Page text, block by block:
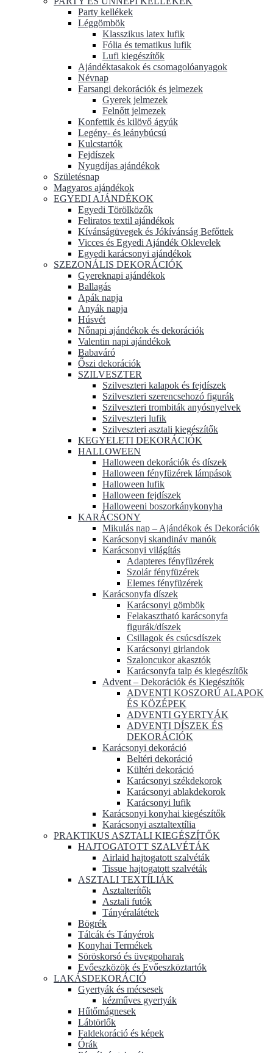
Party kellékek
Léggömbök
Klasszikus latex lufik
Fólia és tematikus lufik
Lufi kiegészítők
Ajándéktasakok és csomagolóanyagok
Névnap
Farsangi dekorációk és jelmezek
Gyerek jelmezek
Felnőtt jelmezek
Konfettik és kilövő ágyúk
Legény- és leánybúcsú
Kulcstartók
Fejdíszek
Nyugdíjas ajándékok
Születésnap
Magyaros ajándékok
EGYEDI AJÁNDÉKOK
Egyedi Törölközők
Feliratos textil ajándékok
Kívánságüvegek és Jókívánság Befőttek
Vicces és Egyedi Ajándék Oklevelek
Egyedi karácsonyi ajándékok
SZEZONÁLIS DEKORÁCIÓK
Gyereknapi ajándékok
Ballagás
Apák napja
Anyák napja
Húsvét
Nőnapi ajándékok és dekorációk
Valentin napi ajándékok
Babaváró
Őszi dekorációk
SZILVESZTER
Szilveszteri kalapok és fejdíszek
Szilveszteri szerencsehozó figurák
Szilveszteri trombiták anyósnyelvek
Szilveszteri lufik
Szilveszteri asztali kiegészítők
KEGYELETI DEKORÁCIÓK
HALLOWEEN
Halloween dekorációk és díszek
Halloween fényfüzérek lámpások
Halloween lufik
Halloween fejdíszek
Halloweeni boszorkánykonyha
KARÁCSONY
Mikulás nap – Ajándékok és Dekorációk
Karácsonyi skandináv manók
Karácsonyi világítás
Adapteres fényfüzérek
Szolár fényfüzérek
Elemes fényfüzérek
Karácsonyfa díszek
Karácsonyi gömbök
Felakasztható karácsonyfa
figurák/díszek
Csillagok és csúcsdíszek
Karácsonyi girlandok
Szaloncukor akasztók
Karácsonyfa talp és kiegészítők
Advent – Dekorációk és Kiegészítők
ADVENTI KOSZORÚ ALAPOK
ÉS KÖZÉPEK
ADVENTI GYERTYÁK
ADVENTI DÍSZEK ÉS
DEKORÁCIÓK
Karácsonyi dekoráció
Beltéri dekoráció
Kültéri dekoráció
Karácsonyi székdekorok
Karácsonyi ablakdekorok
Karácsonyi lufik
Karácsonyi konyhai kiegészítők
Karácsonyi asztaltextília
PRAKTIKUS ASZTALI KIEGÉSZÍTŐK
HAJTOGATOTT SZALVÉTÁK
Airlaid hajtogatott szalvéták
Tissue hajtogatott szalvéták
ASZTALI TEXTÍLIÁK
Asztalterítők
Asztali futók
Tányéralátétek
Bögrék
Tálcák és Tányérok
Konyhai Termékek
Söröskorsó és üvegpoharak
Evőeszközök és Evőeszköztartók
LAKÁSDEKORÁCIÓ
Gyertyák és mécsesek
kézműves gyertyák
Hűtőmágnesek
Lábtörlők
Faldekoráció és képek
Órák